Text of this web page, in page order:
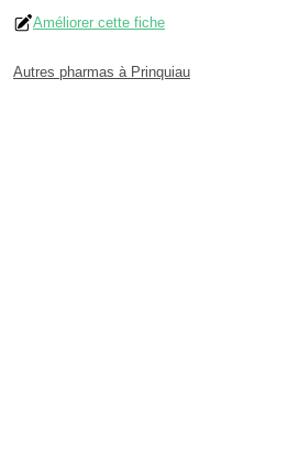
Améliorer cette fiche
Autres pharmas à Prinquiau